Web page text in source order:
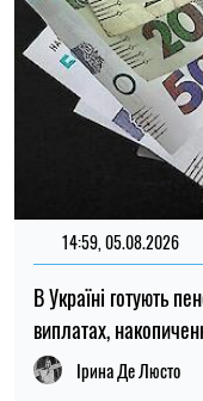
14:59, 05.08.2026
В Україні готують
виплатах,
Ірина Де Люсто